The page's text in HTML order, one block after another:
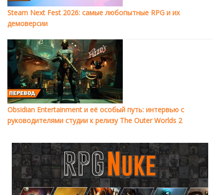
Steam Next Fest 2026: самые любопытные RPG и их
демоверсии
Obsidian Entertainment и её особый путь: интервью с
руководителями студии к релизу The Outer Worlds 2